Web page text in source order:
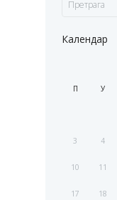
Календар
П У
3 4
10 11
17 18